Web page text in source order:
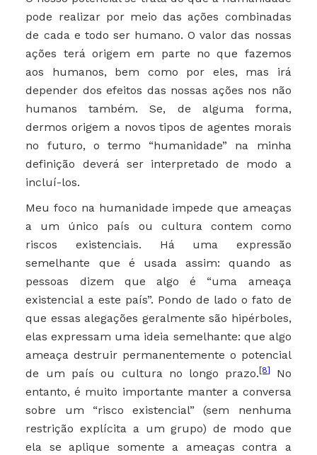
pode realizar por meio das ações combinadas
de cada e todo ser humano. O valor das nossas
ações terá origem em parte no que fazemos
aos humanos, bem como por eles, mas irá
depender dos efeitos das nossas ações nos não
humanos também. Se, de alguma forma,
dermos origem a novos tipos de agentes morais
no futuro, o termo “humanidade” na minha
definição deverá ser interpretado de modo a
incluí-los.
Meu foco na humanidade impede que ameaças
a um único país ou cultura contem como
riscos existenciais. Há uma expressão
semelhante que é usada assim: quando as
pessoas dizem que algo é “uma ameaça
existencial a este país”. Pondo de lado o fato de
que essas alegações geralmente são hipérboles,
elas expressam uma ideia semelhante: que algo
ameaça destruir permanentemente o potencial
de um país ou cultura no longo prazo. [8]
No
entanto, é muito importante manter a conversa
sobre um “risco existencial” (sem nenhuma
restrição explícita a um grupo) de modo que
ela se aplique somente a ameaças contra a